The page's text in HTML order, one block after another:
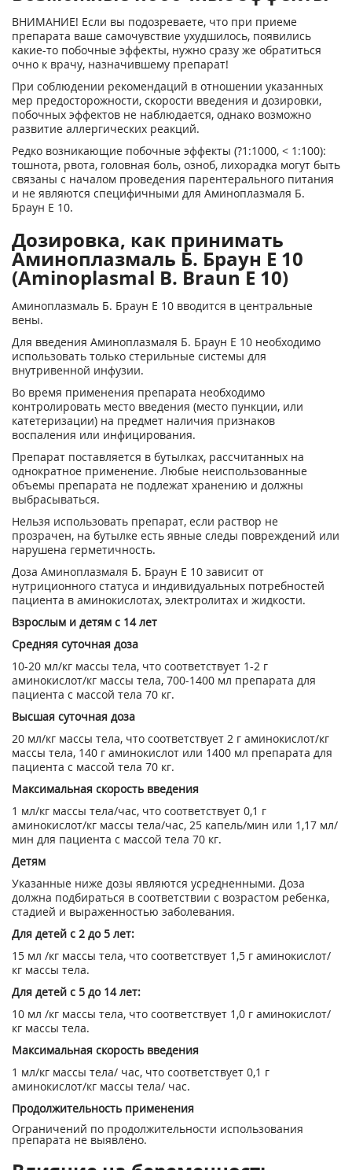
ВНИМАНИЕ! Если вы подозреваете, что при приеме
препарата ваше самочувствие ухудшилось, появились
какие-то побочные эффекты, нужно сразу же обратиться
очно к врачу, назначившему препарат!
При соблюдении рекомендаций в отношении указанных
мер предосторожности, скорости введения и дозировки,
побочных эффектов не наблюдается, однако возможно
развитие аллергических реакций.
Редко возникающие побочные эффекты (?1:1000, < 1:100):
тошнота, рвота, головная боль, озноб, лихорадка могут быть
связаны с началом проведения парентерального питания
и не являются специфичными для Аминоплазмаля Б.
Браун Е 10.
Дозировка, как принимать
Аминоплазмаль Б. Браун Е 10
(Aminoplasmal B. Braun E 10)
Аминоплазмаль Б. Браун Е 10 вводится в центральные
вены.
Для введения Аминоплазмаля Б. Браун Е 10 необходимо
использовать только стерильные системы для
внутривенной инфузии.
Во время применения препарата необходимо
контролировать место введения (место пункции, или
катетеризации) на предмет наличия признаков
воспаления или инфицирования.
Препарат поставляется в бутылках, рассчитанных на
однократное применение. Любые неиспользованные
объемы препарата не подлежат хранению и должны
выбрасываться.
Нельзя использовать препарат, если раствор не
прозрачен, на бутылке есть явные следы повреждений или
нарушена герметичность.
Доза Аминоплазмаля Б. Браун Е 10 зависит от
нутриционного статуса и индивидуальных потребностей
пациента в аминокислотах, электролитах и жидкости.
Взрослым и детям с 14 лет
Средняя суточная доза
10-20 мл/кг массы тела, что соответствует 1-2 г
аминокислот/кг массы тела, 700-1400 мл препарата для
пациента с массой тела 70 кг.
Высшая суточная доза
20 мл/кг массы тела, что соответствует 2 г аминокислот/кг
массы тела, 140 г аминокислот или 1400 мл препарата для
пациента с массой тела 70 кг.
Максимальная скорость введения
1 мл/кг массы тела/час, что соответствует 0,1 г
аминокислот/кг массы тела/час, 25 капель/мин или 1,17 мл/
мин для пациента с массой тела 70 кг.
Детям
Указанные ниже дозы являются усредненными. Доза
должна подбираться в соответствии с возрастом ребенка,
стадией и выраженностью заболевания.
Для детей с 2 до 5 лет:
15 мл /кг массы тела, что соответствует 1,5 г аминокислот/
кг массы тела.
Для детей с 5 до 14 лет:
10 мл /кг массы тела, что соответствует 1,0 г аминокислот/
кг массы тела.
Максимальная скорость введения
1 мл/кг массы тела/ час, что соответствует 0,1 г
аминокислот/кг массы тела/ час.
Продолжительность применения
Ограничений по продолжительности использования
препарата не выявлено.